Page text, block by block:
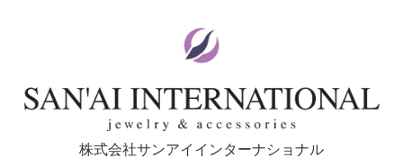
株式会社サンアイインターナショナル